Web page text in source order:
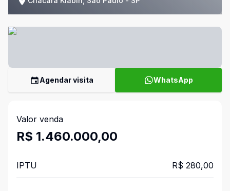
Agendar visita WhatsApp
Valor venda
R$ 1.460.000,00
IPTU R$ 280,00